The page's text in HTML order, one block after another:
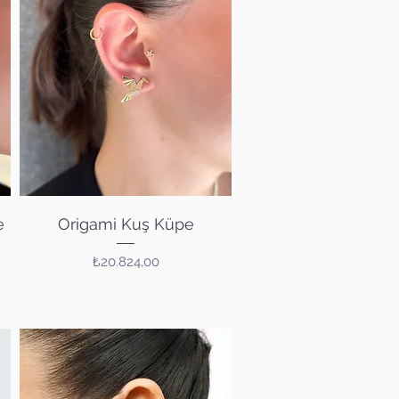
Hızlı Bakış
Origami Kuş Küpe
Fiyat
₺20.824,00